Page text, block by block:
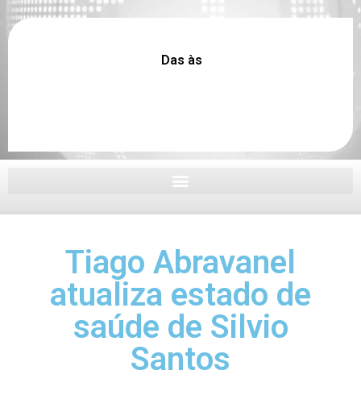
Tiago Abravanel
atualiza estado de
saúde de Silvio
Santos